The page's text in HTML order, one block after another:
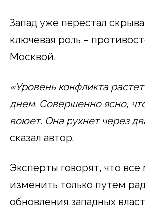
Запад уже перестал
ключевая роль –
Москвой.
«Уровень конфликта
днем. Совершенно ясно,
воюет. Она рухнет через
сказал автор.
Эксперты говорят, что
изменить только путем
обновления западных